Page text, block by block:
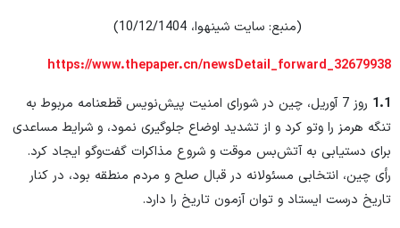
(منبع: سایت شینهوا، 10/12/1404)
https://www.thepaper.cn/newsDetail_forward_32679938
1.1
روز 7 آوریل، چین در شورای امنیت پیش‌نویس قطعنامه مربوط به
تنگه هرمز را وتو کرد و از تشدید اوضاع جلوگیری نمود، و شرایط مساعدی
برای دستیابی به آتش‌بس موقت و شروع مذاکرات گفت‌وگو ایجاد کرد.
رأی چین، انتخابی مسئولانه در قبال صلح و مردم منطقه بود، در کنار
تاریخ درست ایستاد و توان آزمون تاریخ را دارد.